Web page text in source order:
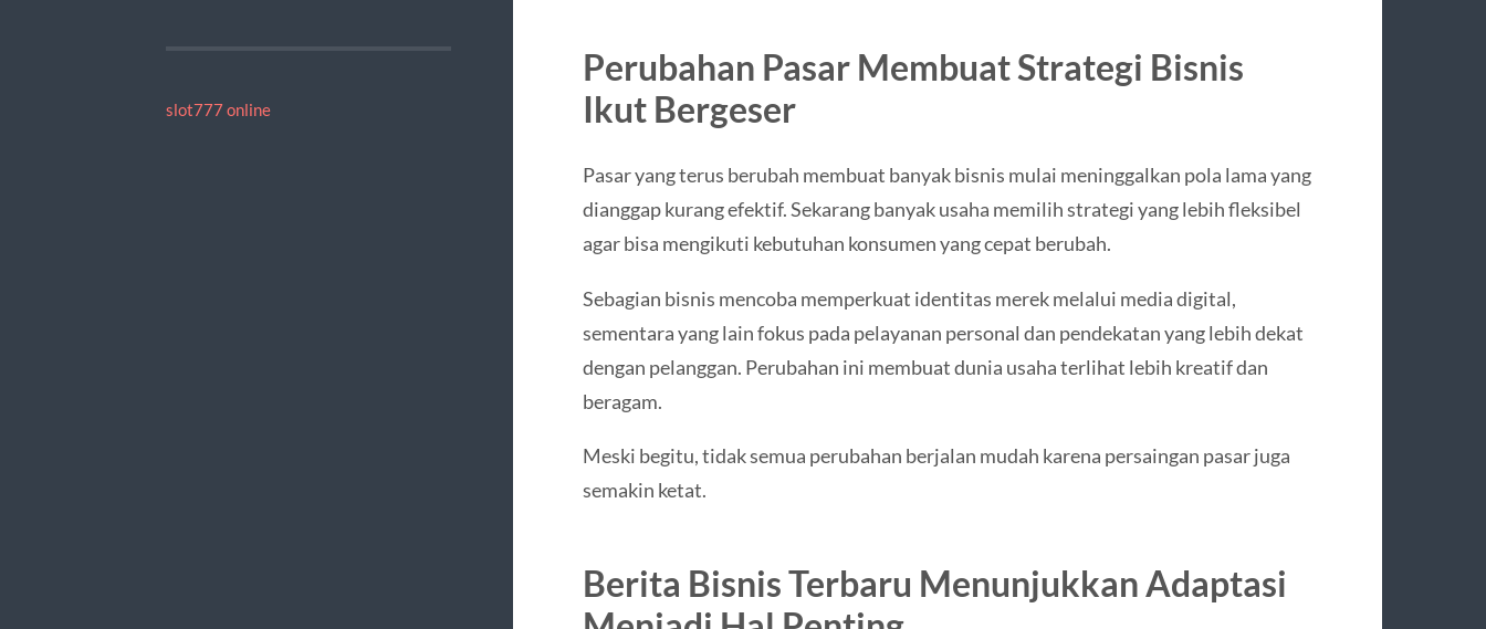
slot777 online
Perubahan Pasar Membuat Strategi Bisnis
Ikut Bergeser
Pasar yang terus berubah membuat banyak bisnis mulai meninggalkan pola lama yang
dianggap kurang efektif. Sekarang banyak usaha memilih strategi yang lebih fleksibel
agar bisa mengikuti kebutuhan konsumen yang cepat berubah.
Sebagian bisnis mencoba memperkuat identitas merek melalui media digital,
sementara yang lain fokus pada pelayanan personal dan pendekatan yang lebih dekat
dengan pelanggan. Perubahan ini membuat dunia usaha terlihat lebih kreatif dan
beragam.
Meski begitu, tidak semua perubahan berjalan mudah karena persaingan pasar juga
semakin ketat.
Berita Bisnis Terbaru Menunjukkan Adaptasi